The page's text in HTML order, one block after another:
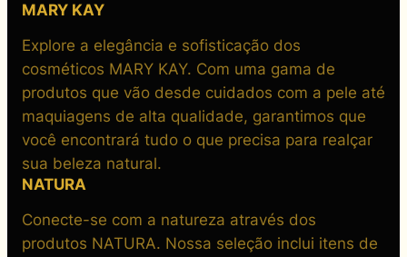
MARY KAY
Explore a elegância e sofisticação dos
cosméticos MARY KAY. Com uma gama de
produtos que vão desde cuidados com a pele até
maquiagens de alta qualidade, garantimos que
você encontrará tudo o que precisa para realçar
sua beleza natural.
NATURA
Conecte-se com a natureza através dos
produtos NATURA. Nossa seleção inclui itens de